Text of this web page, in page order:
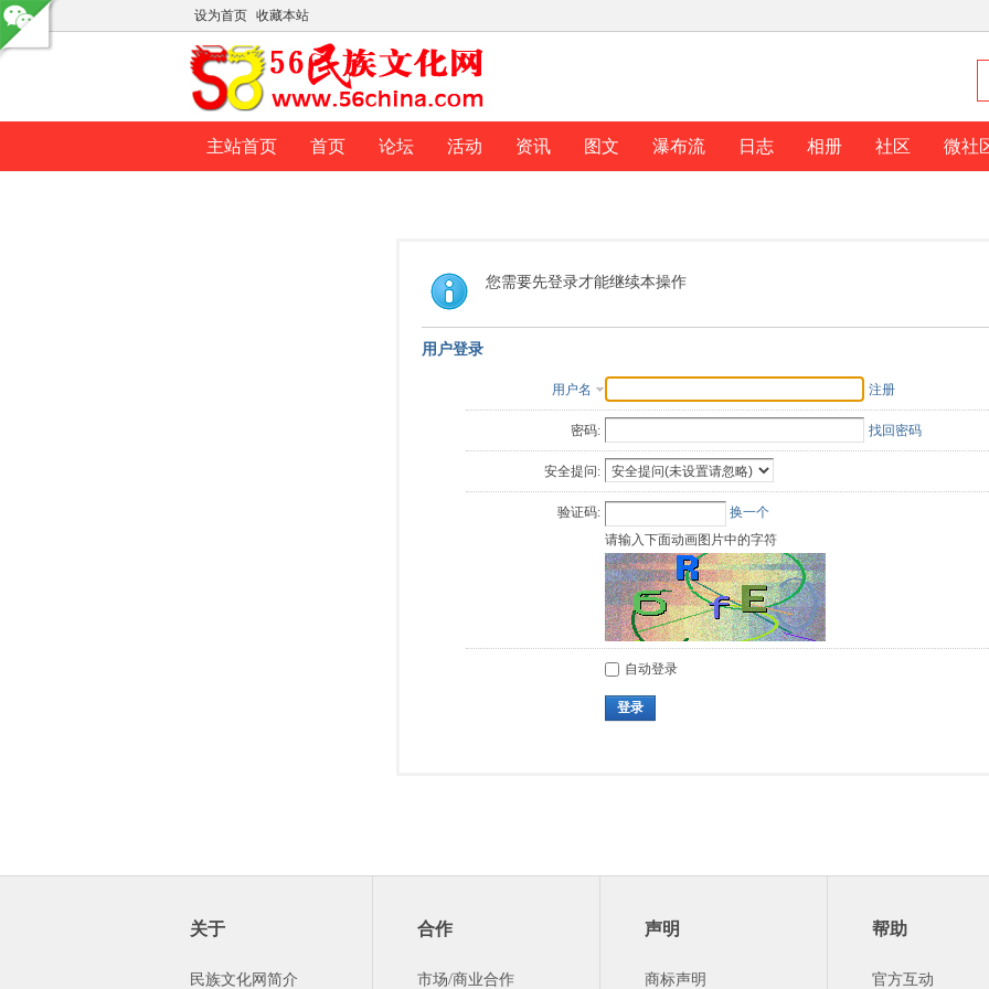
设为首页 收藏本站
主站首页 首页 论坛 活动 资讯 图文 瀑布流 日志 相册 社区 微社
您需要先登录才能继续本操作
用户登录
用户名 注册
密码: 找回密码
安全提问:
验证码:
换一个
请输入下面动画图片中的字符
自动登录
登录
关于
民族文化网简介
合作
市场/商业合作
声明
商标声明
帮助
官方互动